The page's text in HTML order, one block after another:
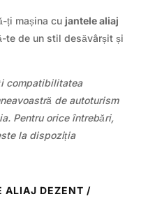
ți mașina cu jantele aliaj
te de un stil desăvârșit și
compatibilitatea
de autoturism
Pentru orice întrebări,
la dispoziția
ALIAJ DEZENT /